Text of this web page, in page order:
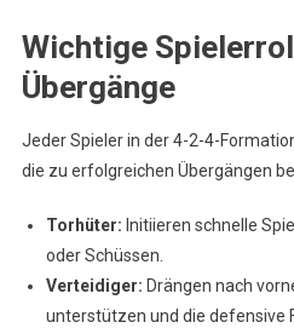
Wichtige
Übergänge
Jeder Spieler in der 4-2-4-
die zu erfolgreichen Übergängen
Torhüter: Initiieren schnelle
oder Schüssen.
Verteidiger: Drängen nach
unterstützen und die defensive